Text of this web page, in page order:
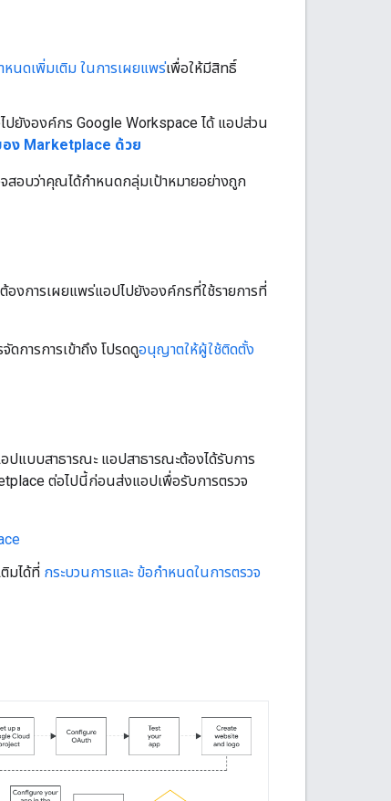
หนดเพิ่มเติม ในการเผยแพร่เพื่อให้มีสิทธิ์
ยังองค์กร Google Workspace ได้ แอปส่วน
ง Marketplace ด้วย
สอบว่าคุณได้กำหนดกลุ่มเป้าหมายอย่างถูก
องการเผยแพร่แอปไปยังองค์กรที่ใช้รายการที่
การการเข้าถึง โปรดดูอนุญาตให้ผู้ใช้ติดตั้ง
แบบสาธารณะ แอปสาธารณะต้องได้รับการ
ต่อไปนี้ก่อนส่งแอปเพื่อรับการตรวจ
มได้ที่ กระบวนการและ ข้อกำหนดในการตรวจ